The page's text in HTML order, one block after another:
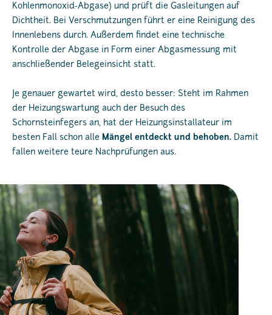
Kohlenmonoxid-Abgase) und prüft die Gasleitungen auf
Dichtheit. Bei Verschmutzungen führt er eine Reinigung des
Innenlebens durch. Außerdem findet eine technische
Kontrolle der Abgase in Form einer Abgasmessung mit
anschließender Belegeinsicht statt.
Je genauer gewartet wird, desto besser: Steht im Rahmen
der Heizungswartung auch der Besuch des
Schornsteinfegers an, hat der Heizungsinstallateur im
besten Fall schon alle Mängel entdeckt und behoben. Damit
fallen weitere teure Nachprüfungen aus.